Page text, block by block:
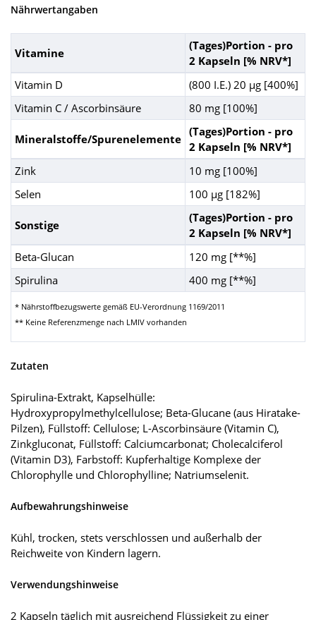
Nährwertangaben
Vitamine
(Tages)Portion - pro
2 Kapseln [% NRV*]
Vitamin D
(800 I.E.) 20 µg [400%]
Vitamin C / Ascorbinsäure
80 mg [100%]
Mineralstoffe/Spurenelemente
(Tages)Portion - pro
2 Kapseln [% NRV*]
Zink
10 mg [100%]
Selen
100 µg [182%]
Sonstige
(Tages)Portion - pro
2 Kapseln [% NRV*]
Beta-Glucan
120 mg [**%]
Spirulina
400 mg [**%]
* Nährstoffbezugswerte gemäß EU-Verordnung 1169/2011
** Keine Referenzmenge nach LMIV vorhanden
Zutaten
Spirulina-Extrakt, Kapselhülle:
Hydroxypropylmethylcellulose; Beta-Glucane (aus Hiratake-
Pilzen), Füllstoff: Cellulose; L-Ascorbinsäure (Vitamin C),
Zinkgluconat, Füllstoff: Calciumcarbonat; Cholecalciferol
(Vitamin D3), Farbstoff: Kupferhaltige Komplexe der
Chlorophylle und Chlorophylline; Natriumselenit.
Aufbewahrungshinweise
Kühl, trocken, stets verschlossen und außerhalb der
Reichweite von Kindern lagern.
Verwendungshinweise
2 Kapseln täglich mit ausreichend Flüssigkeit zu einer